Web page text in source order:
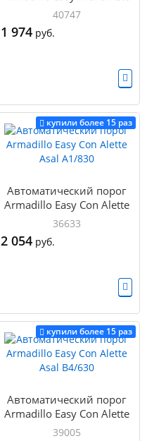
Sq cod.Ast DSQ, B4/430
40747
1 974 руб.
купили более 15 раз
Автоматический порог
Armadillo Easy Con Alette
Asal A1/830
36633
2 054 руб.
купили более 15 раз
Автоматический порог
Armadillo Easy Con Alette
Asal B4/630
39005